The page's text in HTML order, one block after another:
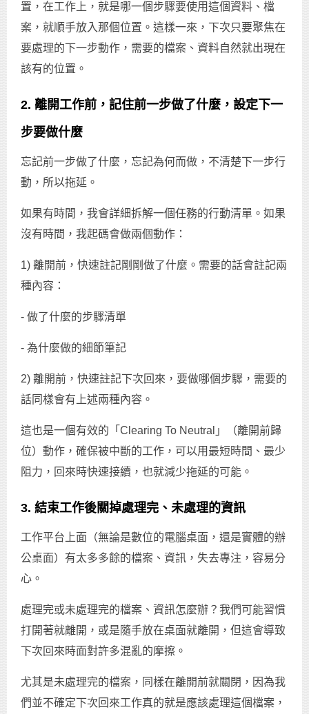
置，在工作上，就是哪一個步驟要使用這個資料、檔
案，就順手放入那個位置。這樣一來，下次只要聚焦在
要處理的下一步動作，需要的檔案、資料自然就出現在
該有的位置。
2. 離開工作前，記住前一步做了什麼，設定下一
步要做什麼
忘記前一步做了什麼，忘記為何而做，不清楚下一步行
動，所以拖延。
如果有時間，我會詳細拆解一個任務的行動清單。如果
沒有時間，我起碼會做兩個動作：
1) 離開前，快速註記剛剛做了什麼。需要的話會註記兩
種內容：
- 做了什麼的步驟清單
- 為什麼做的細節筆記
2) 離開前，快速註記下次回來，要做哪個步驟，需要的
話同樣會有上述兩種內容。
這也是一個有效的「Clearing To Neutral」（離開前歸
位）動作，確保被中斷的工作，可以用最短時間、最少
阻力，回來時快速接續，也就減少拖延的可能。
3. 結束工作後關掉處理完、未處理的資訊
工作平台上面（無論是數位的電腦桌面，還是實體的辦
公桌面）有太多多餘的檔案、資訊，失去專注，容易分
心。
處理完或未處理完的檔案、資訊怎麼辦？我們可能習慣
打開著就離開，或是隨手放在桌面就離開，但這會導致
下次回來時面對許多混亂的摩擦。
尤其是未處理完的檔案，同樣在離開前就關閉，因為我
們並不確定下次回來工作真的就是應該處理這個檔案，